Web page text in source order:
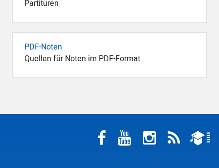
Partituren
PDF-Noten
Quellen für Noten im PDF-Format